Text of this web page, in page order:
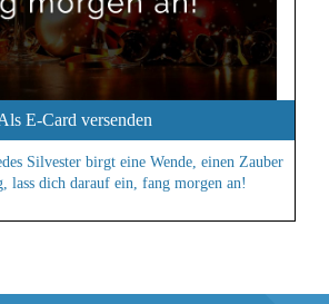
E-Card versenden
Silvester birgt eine Wende, einen Zauber
lass dich darauf ein, fang morgen an!